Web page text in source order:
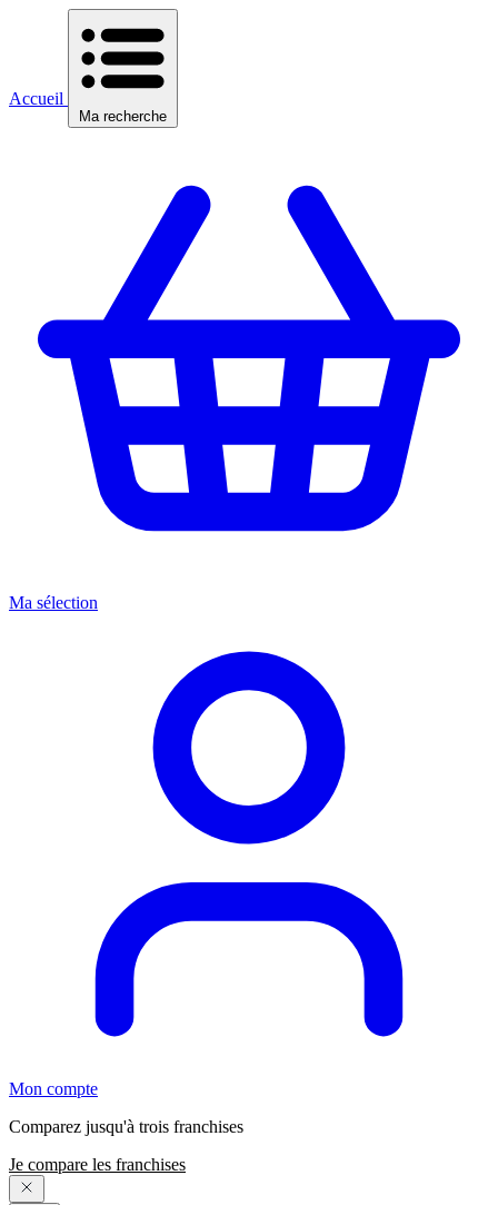
Accueil
Ma recherche
Ma sélection
Mon compte
Comparez jusqu'à trois franchises
Je compare les franchises